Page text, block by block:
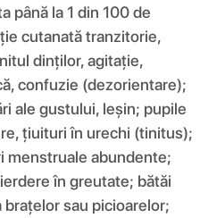
până la 1 din 100 de
cutanată tranzitorie,
dinților, agitație,
confuzie (dezorientare);
ale gustului, leșin; pupile
țiuituri în urechi (tinitus);
menstruale abundente;
în greutate; bătăi
sau picioarelor;